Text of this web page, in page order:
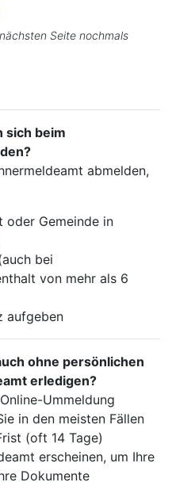
Seite nochmals
sich beim
abmelden,
oder Gemeinde in
bei
von mehr als 6
aufgeben
ohne persönlichen
erledigen?
Ummeldung
in den meisten Fällen
(oft 14 Tage)
erscheinen, um Ihre
Dokumente